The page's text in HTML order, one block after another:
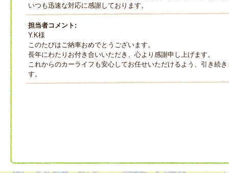
いつも迅速な対応に感謝しております。
担当者コメント:
Y.K様
このたびはご納車おめでとうございます。
長年にわたりお付き合いいただき、心より感謝申し上げます。
これからのカーライフも安心してお任せいただけるよう、引き続
す。